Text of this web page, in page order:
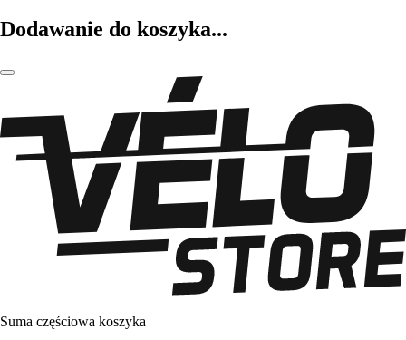
Dodawanie do koszyka...
Suma częściowa koszyka